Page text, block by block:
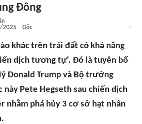
Đông
2025 Gốc
khác trên trái đất có khả năng
dịch tương tự'. Đó là tuyên bố
Donald Trump và Bộ trưởng
này Pete Hegseth sau chiến dịch
nhằm phá hủy 3 cơ sở hạt nhân